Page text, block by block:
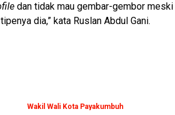
dan tidak mau gembar-gembor meski
dia,” kata Ruslan Abdul Gani.
Wakil Wali Kota Payakumbuh